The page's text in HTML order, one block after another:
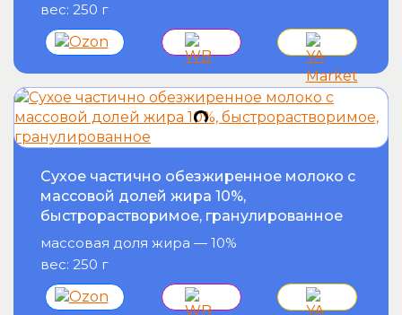
вес: 250 г
Сухое частично обезжиренное молоко с
массовой долей жира 10%,
быстрорастворимое, гранулированное
массовая доля жира — 10%
вес: 250 г